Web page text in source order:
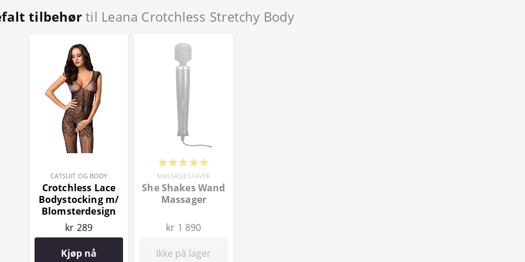
tilbehørtil Leana Crotchless Stretchy Body
CATSUIT OG BODY
Crotchless Lace
Bodystocking m/
Blomsterdesign
kr 289
Kjøp nå
MASSASJESTAVER
She Shakes Wand
Massager
kr 1 890
Ikke på lager